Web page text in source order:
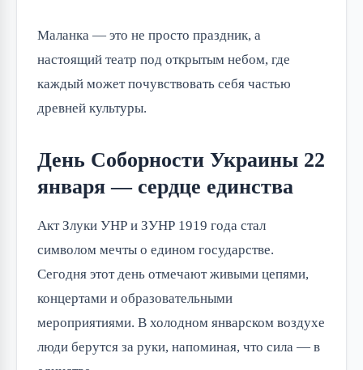
Маланка — это не просто праздник, а
настоящий театр под открытым небом, где
каждый может почувствовать себя частью
древней культуры.
День Соборности Украины 22
января — сердце единства
Акт Злуки УНР и ЗУНР 1919 года стал
символом мечты о едином государстве.
Сегодня этот день отмечают живыми цепями,
концертами и образовательными
мероприятиями. В холодном январском воздухе
люди берутся за руки, напоминая, что сила — в